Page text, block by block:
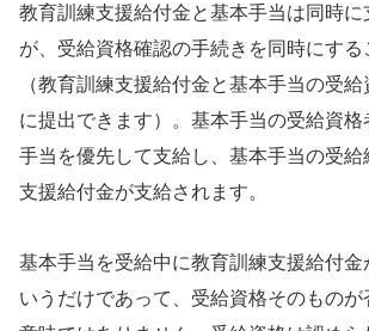
教育訓練支援給付金と基本手当は同時に
が、受給資格確認の手続きを同時にする
（教育訓練支援給付金と基本手当の受
に提出できます）。基本手当の受給資
手当を優先して支給し、基本手当の受給
支援給付金が支給されます。
基本手当を受給中に教育訓練支援給付金
いうだけであって、受給資格そのものが